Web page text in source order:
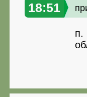
18:51
п.